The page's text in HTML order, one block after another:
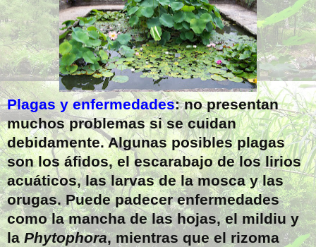
Plagas y enfermedades: no presentan
muchos problemas si se cuidan
debidamente. Algunas posibles plagas
son los áfidos, el escarabajo de los lirios
acuáticos, las larvas de la mosca y las
orugas. Puede padecer enfermedades
como la mancha de las hojas, el mildiu y
laPhytophora, mientras que el rizoma